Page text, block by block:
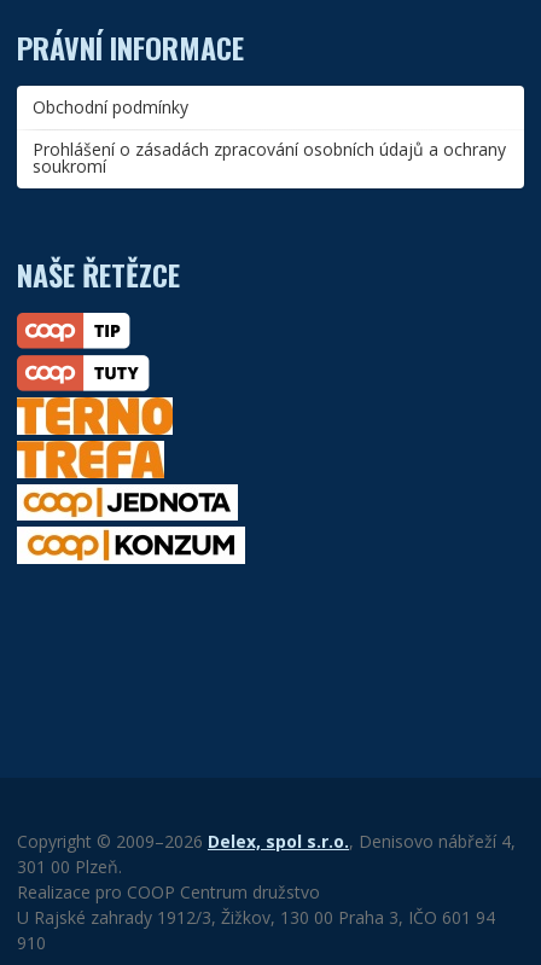
PRÁVNÍ INFORMACE
Obchodní podmínky
Prohlášení o zásadách zpracování osobních údajů a ochrany
soukromí
NAŠE ŘETĚZCE
Copyright © 2009–2026 Delex, spol s.r.o., Denisovo nábřeží 4,
301 00 Plzeň.
Realizace pro COOP Centrum družstvo
U Rajské zahrady 1912/3, Žižkov, 130 00 Praha 3, IČO 601 94
910